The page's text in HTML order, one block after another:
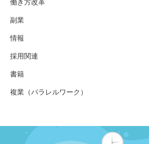
働き方改革
副業
情報
採用関連
書籍
複業（パラレルワーク）